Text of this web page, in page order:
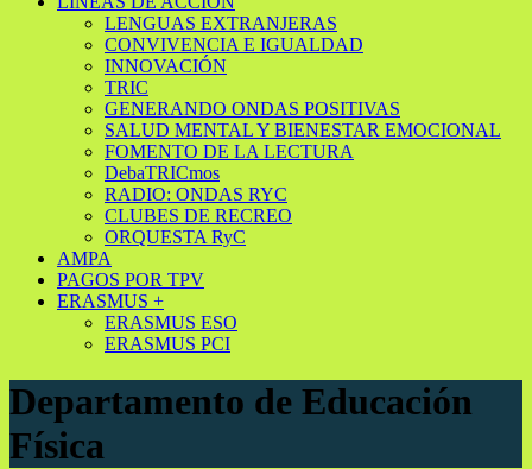
LENGUAS EXTRANJERAS
CONVIVENCIA E IGUALDAD
INNOVACIÓN
TRIC
GENERANDO ONDAS POSITIVAS
SALUD MENTAL Y BIENESTAR EMOCIONAL
FOMENTO DE LA LECTURA
DebaTRICmos
RADIO: ONDAS RYC
CLUBES DE RECREO
ORQUESTA RyC
AMPA
PAGOS POR TPV
ERASMUS +
ERASMUS ESO
ERASMUS PCI
Departamento de Educación
Física